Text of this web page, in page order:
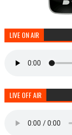
LIVE ON AIR
LIVE OFF AIR